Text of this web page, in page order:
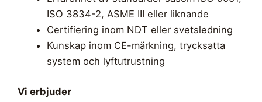
ISO 3834-2, ASME III eller liknande
Certifiering inom NDT eller svetsledning
Kunskap inom CE-märkning, trycksatta
system och lyftutrustning
Vi erbjuder